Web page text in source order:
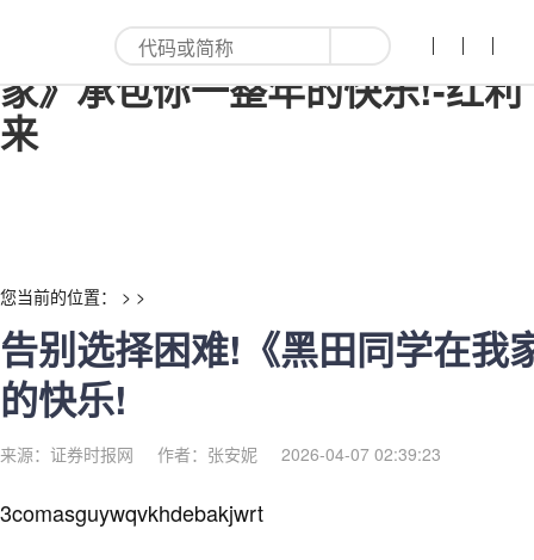
告别选择困难!《黑田同学在我
家》承包你一整年的快乐!-红利
来
您当前的位置： > >
告别选择困难!《黑田同学在我
的快乐!
来源：证券时报网 作者：张安妮 2026-04-07 02:39:23
3comasguywqvkhdebakjwrt